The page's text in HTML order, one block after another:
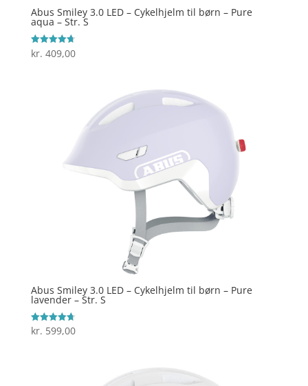
Abus Smiley 3.0 LED – Cykelhjelm til børn – Pure
aqua – Str. S
Vurderet
4.7
kr. 409,00
Abus Smiley 3.0 LED – Cykelhjelm til børn – Pure
lavender – Str. S
Vurderet
4.7
kr. 599,00